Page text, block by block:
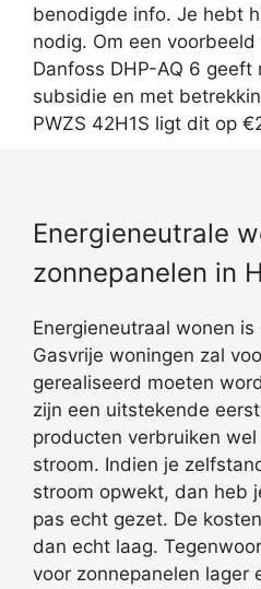
benodigde info. Je hebt
nodig. Om een
Danfoss DHP-AQ 6 geeft
subsidie en met
PWZS 42H1S ligt dit op
Energieneutrale
zonnepanelen in
Energieneutraal wonen
Gasvrije woningen zal
gerealiseerd moeten
zijn een uitstekende
producten verbruiken wel
stroom. Indien je
stroom opwekt, dan heb
pas echt gezet. De
dan echt laag.
voor zonnepanelen lager